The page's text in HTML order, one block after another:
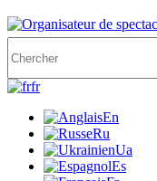
fr
En
Ru
Ua
Es